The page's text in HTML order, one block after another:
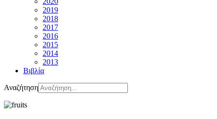
2019
2018
2017
2016
2015
2014
2013
Βιβλία
Αναζήτηση